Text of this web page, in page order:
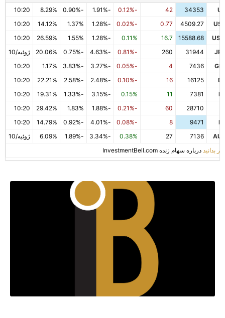
34353
42
-0.12%
-1.91%
-0.90%
8.29%
10:20
4509.27
0.77
-0.02%
-1.28%
1.37%
14.12%
10:20
15588.68
16.7
0.11%
-1.28%
1.55%
26.59%
10:20
31944
260
-0.81%
-4.63%
-0.75%
20.06%
ژوئیه/10
7436
4
-0.05%
-3.27%
-3.83%
1.17%
10:20
16125
16
-0.10%
-2.48%
-2.58%
22.21%
10:20
7381
11
0.15%
-3.15%
-1.33%
19.31%
10:20
28710
60
-0.21%
-1.88%
1.83%
29.42%
10:20
9471
8
-0.08%
-4.01%
-0.92%
14.79%
10:20
7136
27
0.38%
-3.34%
-1.89%
6.09%
ژوئیه/10
بدانید درباره سهام زنده InvestmentBell.com